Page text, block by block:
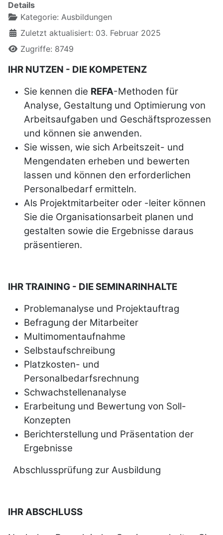
Details
Kategorie: Ausbildungen
Zuletzt aktualisiert: 03. Februar 2025
Zugriffe: 8749
IHR NUTZEN - DIE KOMPETENZ
Sie kennen die REFA-Methoden für
Analyse, Gestaltung und Optimierung von
Arbeitsaufgaben und Geschäftsprozessen
und können sie anwenden.
Sie wissen, wie sich Arbeitszeit- und
Mengendaten erheben und bewerten
lassen und können den erforderlichen
Personalbedarf ermitteln.
Als Projektmitarbeiter oder -leiter können
Sie die Organisationsarbeit planen und
gestalten sowie die Ergebnisse daraus
präsentieren.
IHR TRAINING - DIE SEMINARINHALTE
Problemanalyse und Projektauftrag
Befragung der Mitarbeiter
Multimomentaufnahme
Selbstaufschreibung
Platzkosten- und
Personalbedarfsrechnung
Schwachstellenanalyse
Erarbeitung und Bewertung von Soll-
Konzepten
Berichterstellung und Präsentation der
Ergebnisse
Abschlussprüfung zur Ausbildung
IHR ABSCHLUSS